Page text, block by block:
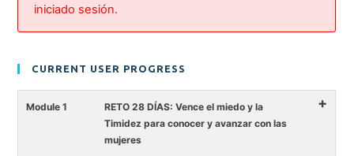
iniciado sesión.
CURRENT USER PROGRESS
Module 1
RETO 28 DÍAS: Vence el miedo y la
Timidez para conocer y avanzar con las
mujeres
+